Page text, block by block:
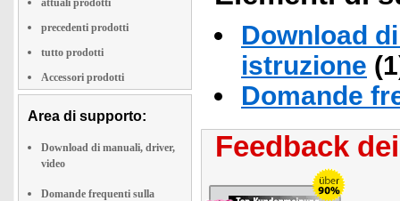
attuali prodotti
precedenti prodotti
tutto prodotti
Accessori prodotti
Area di supporto:
Download di manuali, driver,
video
Domande frequenti sulla
Download
istruzione
Domande
Feedback